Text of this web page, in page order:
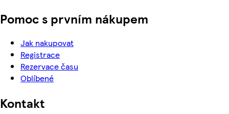
Pomoc s prvním nákupem
Jak nakupovat
Registrace
Rezervace času
Oblíbené
Kontakt